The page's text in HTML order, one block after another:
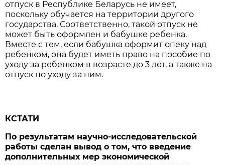
отпуск в Республике Беларусь не имеет,
поскольку обучается на территории другого
государства. Соответственно, такой отпуск не
может быть оформлен и бабушке ребенка.
Вместе с тем, если бабушка оформит опеку над
ребенком, она будет иметь право на пособие по
уходу за ребенком в возрасте до 3 лет, а также на
отпуск по уходу за ним.
КСТАТИ
По результатам научно-исследовательской
работы сделан вывод о том, что введение
дополнительных мер экономической